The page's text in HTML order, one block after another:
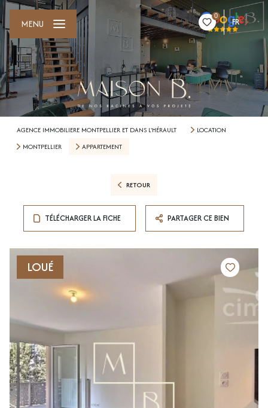
0
FR
MENU
AGENCE IMMOBILIERE MONTPELLIER ET DANS L'HÉRAULT
LOCATION
MONTPELLIER
APPARTEMENT
RETOUR
TÉLÉCHARGER LA FICHE PARTAGER CE BIEN
LOUÉ